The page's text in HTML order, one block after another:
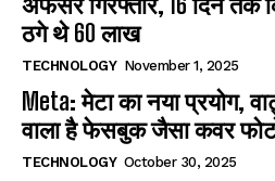
ठगे थे 60 लाख
TECHNOLOGY November 1, 2025
Meta: मेटा का नया प्रयोग,
वाला है फेसबुक जैसा कवर
TECHNOLOGY October 30, 2025